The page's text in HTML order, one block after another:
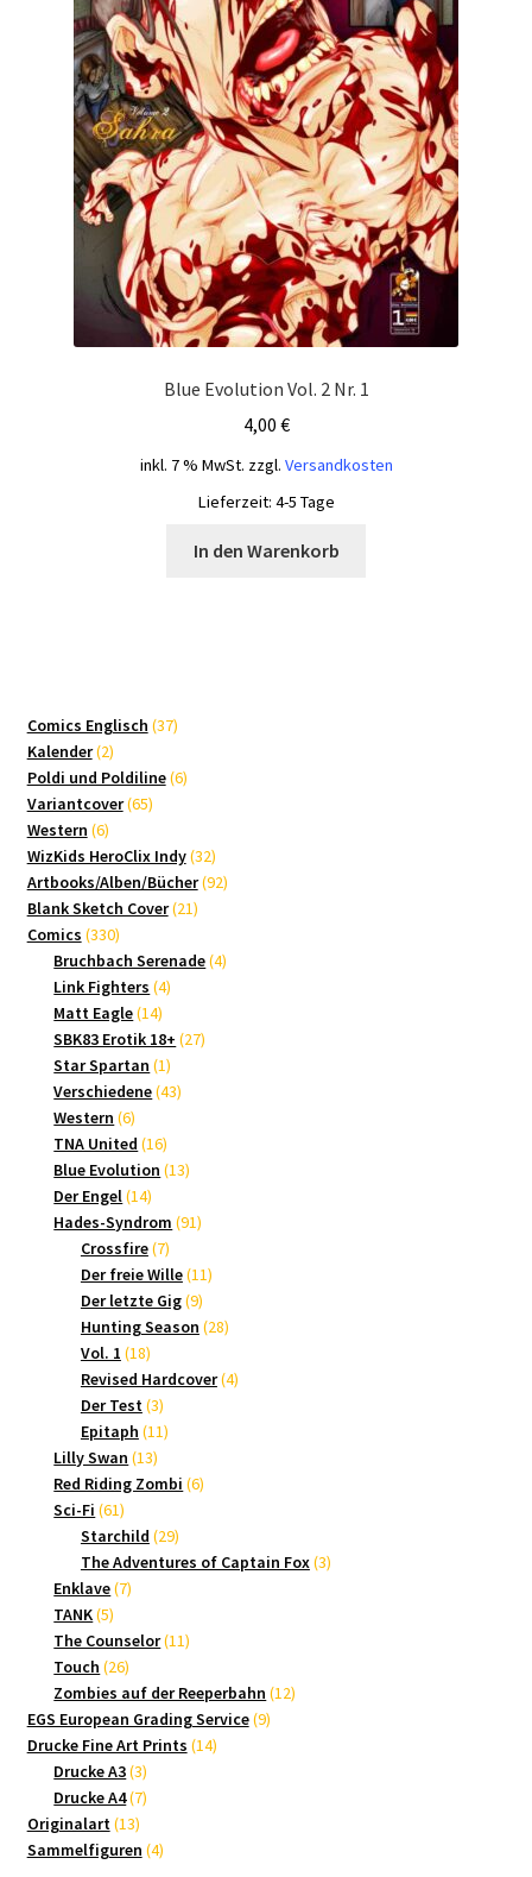
Blue Evolution Vol. 2 Nr. 1
4,00 €
inkl. 7 % MwSt. zzgl. Versandkosten
Lieferzeit: 4-5 Tage
In den Warenkorb
Comics Englisch 3737
Kalender 22
Produkte
Poldi und Poldiline 66
Variantcover 6565
Western 66
Produkte
WizKids HeroClix Indy 3232
Produkte
Artbooks/Alben/Bücher 9292
Blank Sketch Cover 2121
Comics 330330
Produkte
Bruchbach Serenade 44
Link Fighters 44
Matt Eagle 1414
Produkte
SBK83 Erotik 18+ 2727
Star Spartan 11
Produkt
Verschiedene 4343
Western 66
Produkte
TNA United 1616
Produkte
Blue Evolution 1313
Der Engel 1414
Produkte
Hades-Syndrom 9191
Crossfire 77
Produkte
Der freie Wille 1111
Der letzte Gig 99
Produkte
Hunting Season 2828
Vol. 1 1818
Produkte
Revised Hardcover 44
Der Test 33
Produkte
Epitaph 1111
Lilly Swan 1313
Produkte
Red Riding Zombi 66
Sci-Fi 6161
Produkte
Starchild 2929
Produkte
The Adventures of Captain Fox 33
Enklave 77
TANK 55
Produkte
The Counselor 1111
Touch 2626
Produkte
Zombies auf der Reeperbahn 1212
EGS European Grading Service 99
Drucke Fine Art Prints 1414
Drucke A3 33
Produkte
Drucke A4 77
Originalart 1313
Produkte
Sammelfiguren 44